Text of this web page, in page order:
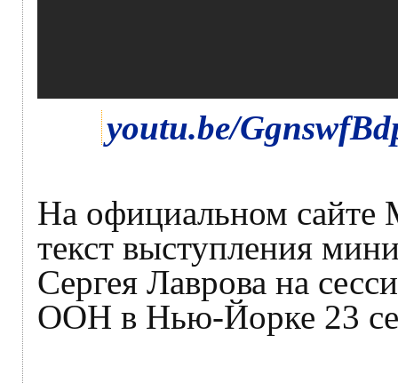
youtu.be/
На официальном
текст выступления
Сергея Лаврова на
ООН в Нью-Йорке 23